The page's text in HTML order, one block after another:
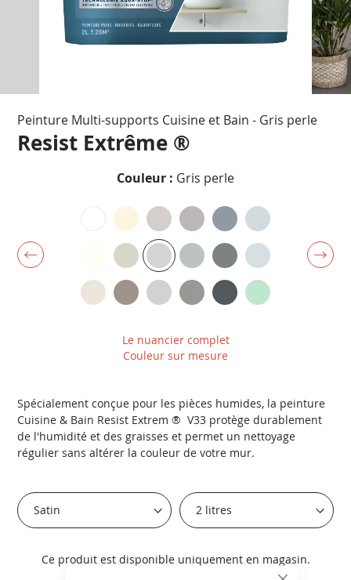
début
Peinture Multi-supports Cuisine et Bain - Gris perle
Resist Extrême ®
Couleur : Gris perle
Le nuancier complet
Couleur sur mesure
Spécialement conçue pour les pièces humides, la peinture
Cuisine & Bain Resist Extrem ® V33 protège durablement
de l'humidité et des graisses et permet un nettoyage
régulier sans altérer la couleur de votre mur.
Ce produit est disponible uniquement en magasin.